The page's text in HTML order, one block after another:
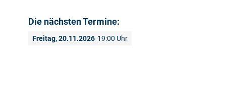
Die nächsten Termine:
Freitag, 20.11.2026 19:00 Uhr